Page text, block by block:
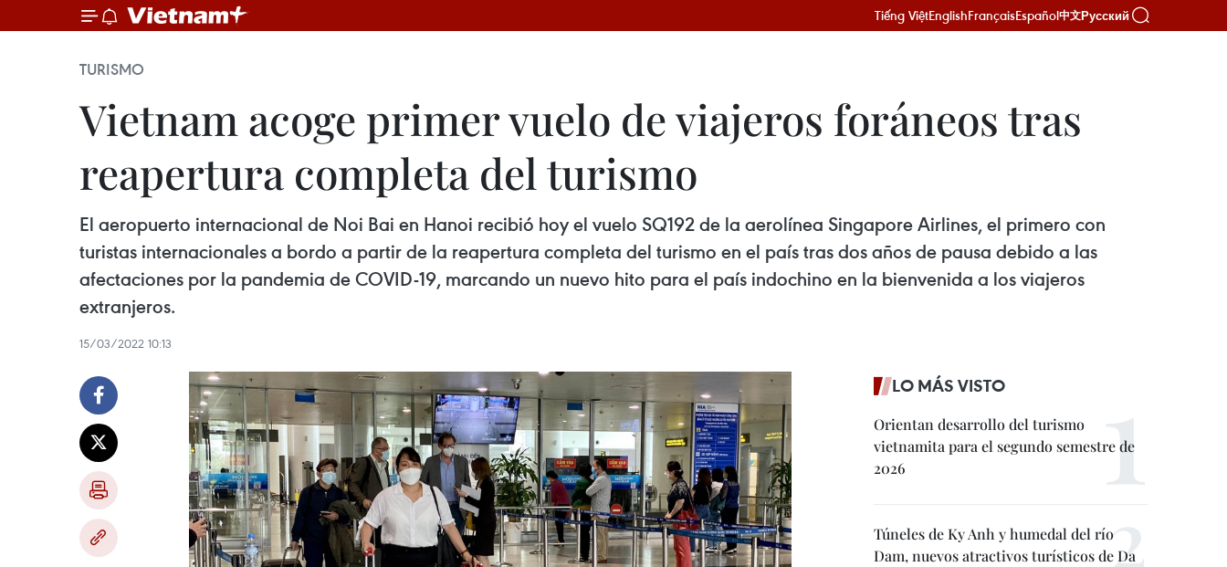
Tiếng ViệtEnglishFrançaisEspañol中文Русский
TURISMO
Vietnam acoge primer vuelo de viajeros foráneos tras
reapertura completa del turismo
El aeropuerto internacional de Noi Bai en Hanoi recibió hoy el vuelo SQ192 de la aerolínea Singapore Airlines, el primero con
turistas internacionales a bordo a partir de la reapertura completa del turismo en el país tras dos años de pausa debido a las
afectaciones por la pandemia de COVID-19, marcando un nuevo hito para el país indochino en la bienvenida a los viajeros
extranjeros.
15/03/2022 10:13
LO MÁS VISTO
Orientan desarrollo del turismo
vietnamita para el segundo semestre de
2026
Túneles de Ky Anh y humedal del río
Dam, nuevos atractivos turísticos de Da